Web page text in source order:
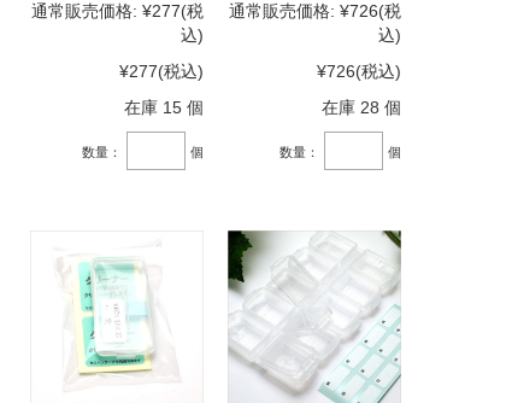
通常販売価格: ¥277(税
込)
¥277(税込)
在庫 15 個
数量： 個
通常販売価格: ¥726(税
込)
¥726(税込)
在庫 28 個
数量： 個